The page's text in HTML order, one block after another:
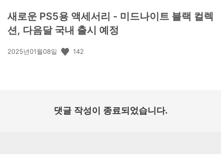
새로운 PS5용 액세서리 - 미드나이트 블랙 컬렉
션, 다음달 국내 출시 예정
공
2025년01월08일 142
댓글 작성이 종료되었습니다.